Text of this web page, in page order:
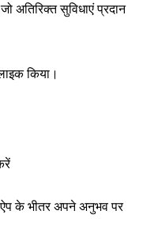
अतिरिक्त सुविधाएं प्रदान
किया।
ऐप के भीतर अपने अनुभव पर